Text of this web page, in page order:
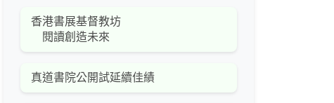
香港書展基督教坊
閱讀創造未來
真道書院公開試延續佳績